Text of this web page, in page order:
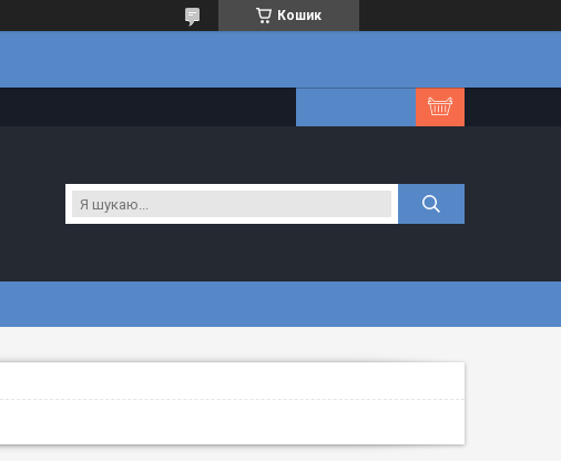
Кошик